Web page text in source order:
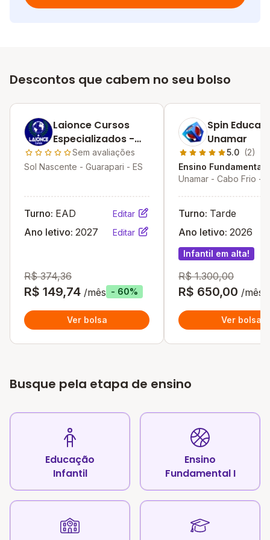
Descontos que cabem no seu bolso
Laionce Cursos
Especializados -
Guarapari
Sem avaliações
Sol Nascente - Guarapari - ES
Turno: EAD Editar
Ano letivo: 2027 Editar
R$ 374,36
R$ 149,74 /mês - 60%
Ver bolsa
Spin
Unamar
5.0 (2)
Ensino Fundamental
Unamar - Cabo Frio -
Turno: Tarde
Ano letivo: 2026
Infantil em alta!
R$ 1.300,00
R$ 650,00 /mês
Ver bolsa
Busque pela etapa de ensino
Educação
Infantil
Ensino
Fundamental I